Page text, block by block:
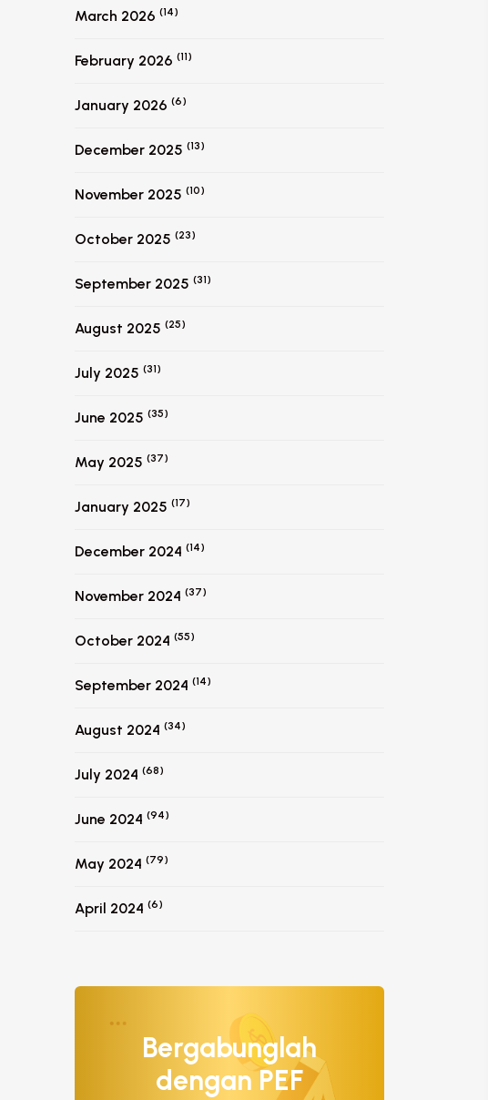
March 2026 (14)
February 2026 (11)
January 2026 (6)
December 2025 (13)
November 2025 (10)
October 2025 (23)
September 2025 (31)
August 2025 (25)
July 2025 (31)
June 2025 (35)
May 2025 (37)
January 2025 (17)
December 2024 (14)
November 2024 (37)
October 2024 (55)
September 2024 (14)
August 2024 (34)
July 2024 (68)
June 2024 (94)
May 2024 (79)
April 2024 (6)
Bergabunglah
dengan PEF